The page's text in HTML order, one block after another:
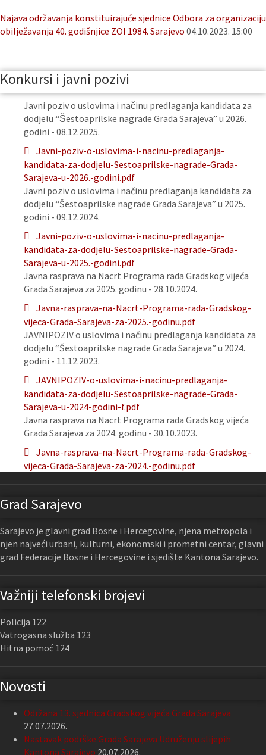
Najava održavanja konstituirajuće sjednice Odbora za organizaciju
obilježavanja 40. godišnjice ZOI 1984. Sarajevo 04.10.2023. 15:00
Konkursi i javni pozivi
Javni poziv o uslovima i načinu predlaganja kandidata za
dodjelu “Šestoaprilske nagrade Grada Sarajeva” u 2026.
godini - 08.12.2025.
Javni-poziv-o-uslovima-i-nacinu-predlaganja-
kandidata-za-dodjelu-Sestoaprilske-nagrade-Grada-
Sarajeva-u-2026.-godini.pdf
Javni poziv o uslovima i načinu predlaganja kandidata za
dodjelu “Šestoaprilske nagrade Grada Sarajeva” u 2025.
godini - 09.12.2024.
Javni-poziv-o-uslovima-i-nacinu-predlaganja-
kandidata-za-dodjelu-Sestoaprilske-nagrade-Grada-
Sarajeva-u-2025.-godini.pdf
Javna rasprava na Nacrt Programa rada Gradskog vijeća
Grada Sarajeva za 2025. godinu - 28.10.2024.
Javna-rasprava-na-Nacrt-Programa-rada-Gradskog-
vijeca-Grada-Sarajeva-za-2025.-godinu.pdf
JAVNIPOZIV o uslovima i načinu predlaganja kandidata za
dodjelu “Šestoaprilske nagrade Grada Sarajeva” u 2024.
godini - 11.12.2023.
JAVNIPOZIV-o-uslovima-i-nacinu-predlaganja-
kandidata-za-dodjelu-Sestoaprilske-nagrade-Grada-
Sarajeva-u-2024-godini-f.pdf
Javna rasprava na Nacrt Programa rada Gradskog vijeća
Grada Sarajeva za 2024. godinu - 30.10.2023.
Javna-rasprava-na-Nacrt-Programa-rada-Gradskog-
vijeca-Grada-Sarajeva-za-2024.-godinu.pdf
Grad Sarajevo
Sarajevo je glavni grad Bosne i Hercegovine, njena metropola i
njen najveći urbani, kulturni, ekonomski i prometni centar, glavni
grad Federacije Bosne i Hercegovine i sjedište Kantona Sarajevo.
Važniji telefonski brojevi
Policija 122
Vatrogasna služba 123
Hitna pomoć 124
Novosti
Održana 13. sjednica Gradskog vijeća Grada Sarajeva
27.07.2026.
Nastavak podrške Grada Sarajeva Udruženju slijepih
Kantona Sarajevo 20.07.2026.